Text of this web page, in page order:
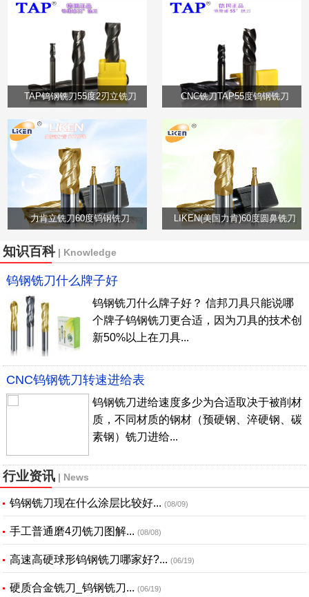
TAP钨钢铣刀55度2刃立铣刀 CNC铣刀TAP55度钨钢铣刀
力肯立铣刀60度钨钢铣刀 LIKEN(美国力肯)60度圆鼻铣刀
知识百科| Knowledge
钨钢铣刀什么牌子好
钨钢铣刀什么牌子好？ 信邦刀具只能说哪
个牌子钨钢铣刀更合适，因为刀具的技术创
新50%以上在刀具...
CNC钨钢铣刀转速进给表
钨钢铣刀进给速度多少为合适取决于被削材
质，不同材质的钢材（预硬钢、淬硬钢、碳
素钢）铣刀进给...
行业资讯 | News
钨钢铣刀现在什么涂层比较好... (08/09)
手工普通磨4刃铣刀图解... (08/08)
高速高硬球形钨钢铣刀哪家好?... (06/19)
硬质合金铣刀_钨钢铣刀... (06/19)